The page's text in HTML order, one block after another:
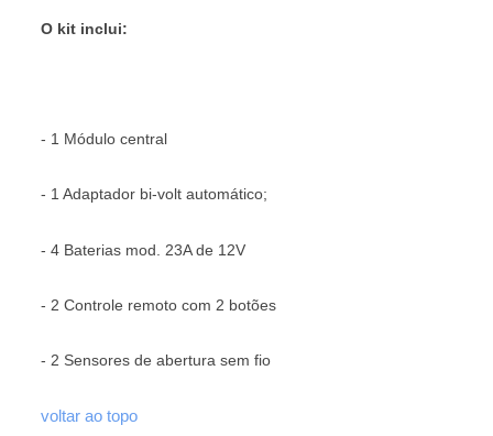
O kit inclui:
- 1 Módulo central
- 1 Adaptador bi-volt automático;
- 4 Baterias mod. 23A de 12V
- 2 Controle remoto com 2 botões
- 2 Sensores de abertura sem fio
voltar ao topo